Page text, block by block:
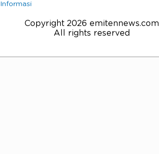
Informasi
Copyright 2026 emitennews.com
All rights reserved